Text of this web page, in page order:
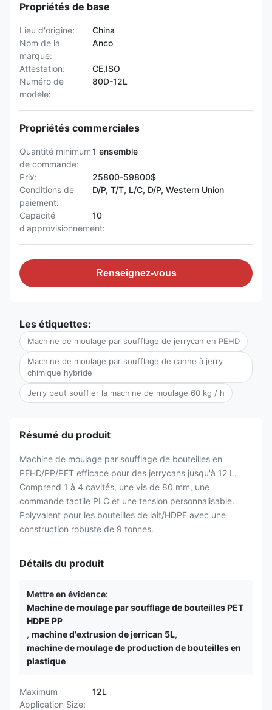
Propriétés de base
Lieu d'origine:
China
Nom de la
marque:
Anco
Attestation:
CE,ISO
Numéro de
modèle:
80D-12L
Propriétés commerciales
Quantité minimum
de commande:
1 ensemble
Prix:
25800-59800$
Conditions de
paiement:
D/P, T/T, L/C, D/P, Western Union
Capacité
d'approvisionnement:
10
Renseignez-vous
Les étiquettes:
Machine de moulage par soufflage de jerrycan en PEHD
Machine de moulage par soufflage de canne à jerry
chimique hybride
Jerry peut souffler la machine de moulage 60 kg / h
Résumé du produit
Machine de moulage par soufflage de bouteilles en
PEHD/PP/PET efficace pour des jerrycans jusqu'à 12 L.
Comprend 1 à 4 cavités, une vis de 80 mm, une
commande tactile PLC et une tension personnalisable.
Polyvalent pour les bouteilles de lait/HDPE avec une
construction robuste de 9 tonnes.
Détails du produit
Mettre en évidence:
Machine de moulage par soufflage de bouteilles PET
HDPE PP
, machine d'extrusion de jerrican 5L,
machine de moulage de production de bouteilles en
plastique
Maximum
Application Size:
12L